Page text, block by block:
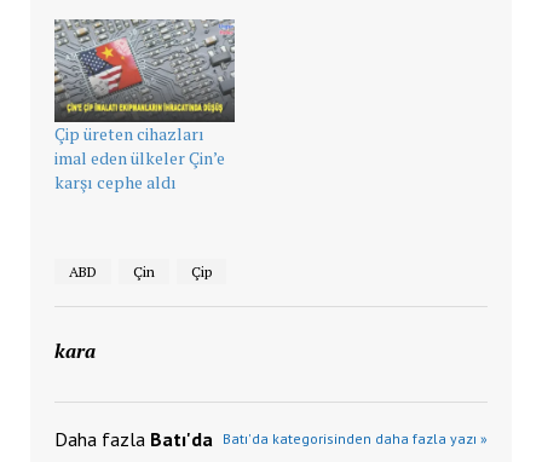
Çip üreten cihazları
imal eden ülkeler Çin’e
karşı cephe aldı
ABD Çin Çip
kara
Daha fazla Batı'da Batı'da kategorisinden daha fazla yazı »